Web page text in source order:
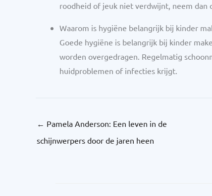
roodheid of jeuk niet verdwijnt, neem dan
Waarom is hygiëne belangrijk bij kinder
Goede hygiëne is belangrijk bij kinder
worden overgedragen. Regelmatig
huidproblemen of infecties krijgt.
← Pamela Anderson: Een leven in de
schijnwerpers door de jaren heen